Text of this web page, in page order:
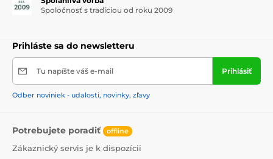
Spoločnosť s tradíciou od roku 2009
Prihláste sa do newsletteru
Tu napíšte váš e-mail Prihlásiť
Odber noviniek - udalosti, novinky, zľavy
Potrebujete poradiť offline
Zákaznický servis je k dispozícii